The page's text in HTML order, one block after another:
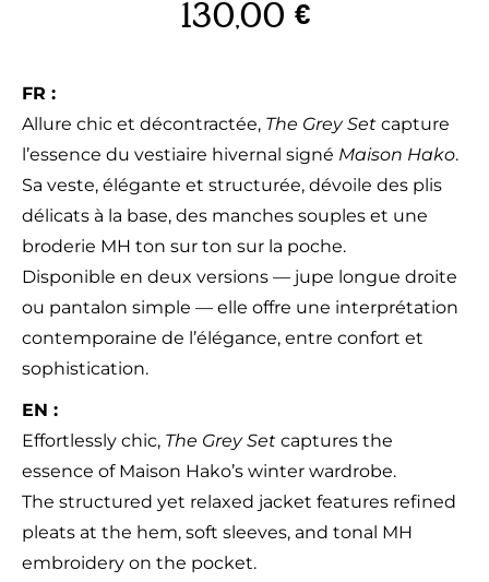
130,00 €
FR :
Allure chic et décontractée, The Grey Set capture
l’essence du vestiaire hivernal signé Maison Hako.
Sa veste, élégante et structurée, dévoile des plis
délicats à la base, des manches souples et une
broderie MH ton sur ton sur la poche.
Disponible en deux versions — jupe longue droite
ou pantalon simple — elle offre une interprétation
contemporaine de l’élégance, entre confort et
sophistication.
EN :
Effortlessly chic, The Grey Set captures the
essence of Maison Hako’s winter wardrobe.
The structured yet relaxed jacket features refined
pleats at the hem, soft sleeves, and tonal MH
embroidery on the pocket.